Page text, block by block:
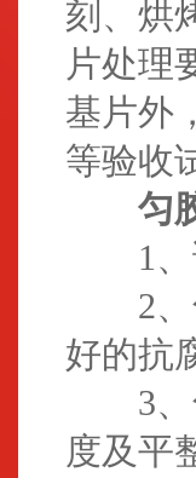
刻、烘
片处理
基片外
等验收
匀
1、
2、匀
好的抗
3、匀
度及平